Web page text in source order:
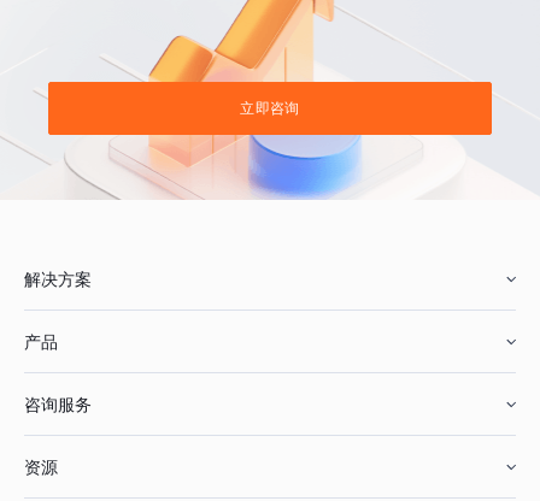
立即咨询
解决方案
鞋服行业
产品
咨询服务
资源